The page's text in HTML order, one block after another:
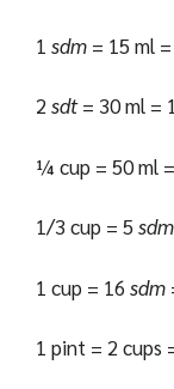
1 sdm = 15 ml
2 sdt= 30 ml =
¼ cup = 50 ml
1/3 cup = 5sdm
1 cup = 16 sdm
1 pint = 2 cups